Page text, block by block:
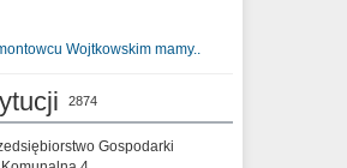
Wojtkowskim mamy..
2874
Gospodarki